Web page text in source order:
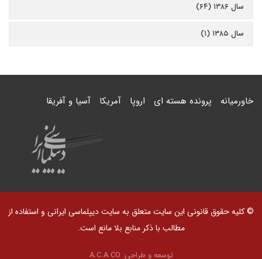
سال ۱۳۸۶ (۶۴)
سال ۱۳۸۵ (۱)
خاورمیانه پرونده هسته ای اروپا آمریکا آسیا و آفریقا
© کلیه حقوق قانونی این سایت متعلق به سایت دیپلماسی ایرانی و استفاده از
مطالب با ذکر منابع بلا مانع است.
توسعه و طراحی: A.C.A CO